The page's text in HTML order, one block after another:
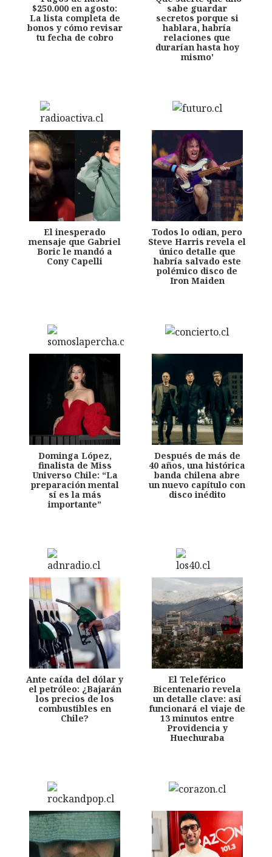
$250.000 en agosto:
La lista completa de
bonos y cómo revisar
tu fecha de cobro
sabe guardar
secretos porque si
hablara, habría
relaciones que
durarían hasta hoy
mismo'
El inesperado
mensaje que Gabriel
Boric le mandó a
Cony Capelli
Todos lo odian, pero
Steve Harris revela el
único detalle que
habría salvado este
polémico disco de
Iron Maiden
Dominga López,
finalista de Miss
Universo Chile: “La
preparación mental
sí es la más
importante”
Después de más de
40 años, una histórica
banda chilena abre
un nuevo capítulo con
disco inédito
Ante caída del dólar y
el petróleo: ¿Bajarán
los precios de los
combustibles en
Chile?
El Teleférico
Bicentenario revela
un detalle clave: así
funcionará el viaje de
13 minutos entre
Providencia y
Huechuraba